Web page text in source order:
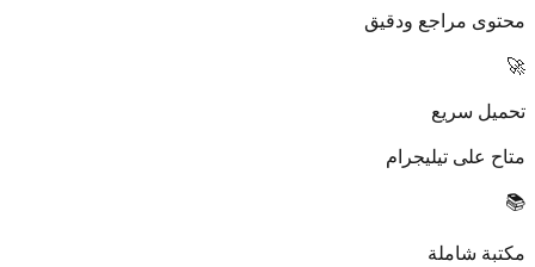
محتوى مراجع ودقيق
🚀
تحميل سريع
متاح على تيليجرام
📚
مكتبة شاملة